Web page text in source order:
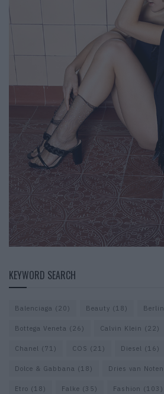
KEYWORD SEARCH
Balenciaga (20) Beauty (18) Berlin
Bottega Veneta (26) Calvin Klein (22)
Chanel (71) COS (21) Diesel (16)
Dolce & Gabbana (18) Dries van Noten
Etro (18) Falke (35) Fashion (103)